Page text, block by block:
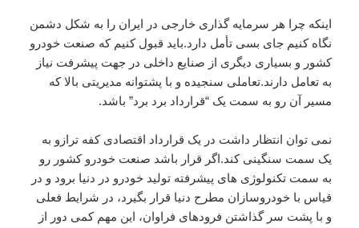
اینکه چرا هر سرمایه گذاری خارجی در ایران را به شکل دشمن
نگاه کنیم جای بسی تأمل دارد.باید قبول کنیم که صنعت خودرو
کشور و بسیاری دیگری از صنایع داخلی در جهت پیشرفت نیاز
به تعامل دارند.تعاملی سنجیده و با پشتوانه مدیریتی بالا که
مسیر آن رو به سمت یک “قرارداد برد برد” باشد.
نمی توان انتظار داشت در یک قرارداد اقتصادی کفه ترازو به
یک سمت سنگینی کند.اگر قرار باشد صنعت خودرو کشور رو
به سمت تکنولوژی های پیشرفته تولید خودرو در دنیا برود و در
قیاس با خودروسازان مطرح دنیا قرار بگیرد، در شرایط فعلی
و با پشت سر گذاشتن فرودهای فراوان، این مهم کمی دور از